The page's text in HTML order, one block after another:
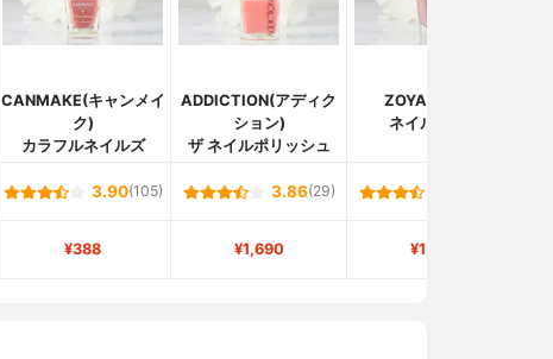
CANMAKE(キャンメイ
ク)
カラフルネイルズ
ADDICTION(アディク
ション)
ザ ネイルポリッシュ
ZOYA(ゾーヤ)
ネイルカラー
3.90(105) 3.86(29)
¥388 ¥1,690 ¥1,650